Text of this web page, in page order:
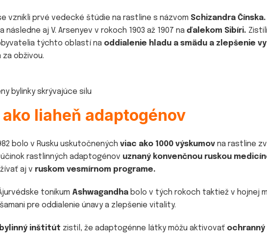
vznikli prvé vedecké štúdie na rastline s názvom Schizandra Čínska.
následne aj V. Arsenyev v rokoch 1903 až 1907 na ďalekom Sibíri.
týchto oblastí na oddialenie hladu a smädu a zlepšenie
obživou.
bylinky skrývajúce silu
liaheň adaptogénov
bolo v Rusku uskutočnených viac ako 1000 výskumov na rastline
rastlinných adaptogénov uznaný konvenčnou ruskou
aj v ruskom vesmírnom programe.
tonikum Ashwagandha bolo v tých rokoch taktiež v hojnej
pre oddialenie únavy a zlepšenie vitality.
inštitút zistil, že adaptogénne látky môžu aktivovať ochranný